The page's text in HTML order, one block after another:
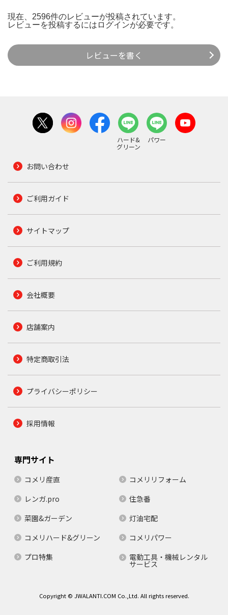
現在、2596件のレビューが投稿されています。
レビューを投稿するには ログインが必要です。
レビューを書く
ハード&
グリーン
パワー
お問い合わせ
ご利用ガイド
サイトマップ
ご利用規約
会社概要
店舗案内
特定商取引法
プライバシーポリシー
採用情報
専門サイト
コメリ産直
コメリリフォーム
レンガ.pro
住急番
菜園&ガーデン
灯油宅配
コメリハード&グリーン
コメリパワー
プロ特集
電動工具・機械レンタル
サービス
Copyright © JWALANTI.COM Co.,Ltd. All rights reserved.